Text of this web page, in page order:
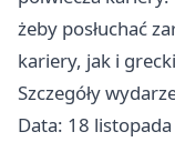
żeby posłuchać
kariery, jak i
Szczegóły
Data: 18